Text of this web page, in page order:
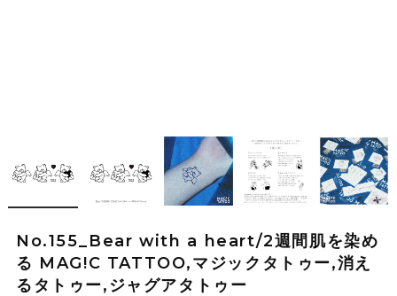
No.155_Bear with a heart/2週間肌を染め
る MAG!C TATTOO,マジックタトゥー,消え
るタトゥー,ジャグアタトゥー